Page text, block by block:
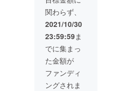
わせくださ
い。
よろしくお
願いいたし
ます。
サンド
ベー
ジュ
ルテン
ト 収容
人数：4
～5名
サイ
ズ：約
380×32
5×245
㎝ 重
量：約
8.08㎏
関わらず、
2021/10/30
23:59:59ま
でに集まっ
た金額が
ファンディ
ングされま